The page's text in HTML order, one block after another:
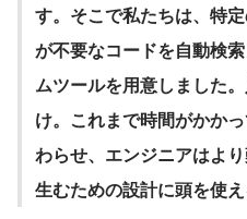
す。そこで私たちは、特
が不要なコードを自動検
ムツールを用意しました
け。これまで時間がかか
わらせ、エンジニアはよ
生むための設計に頭を使